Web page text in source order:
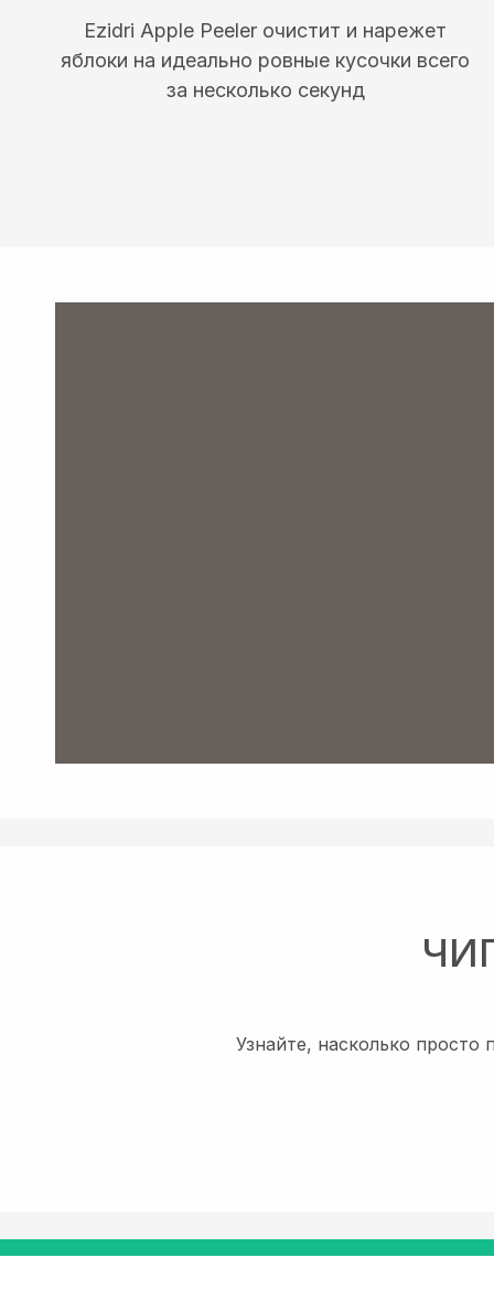
Ezidri Apple Peeler очистит и нарежет
яблоки на идеально ровные кусочки всего
за несколько секунд
Узнайте, насколько